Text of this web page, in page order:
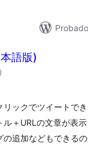
語版)
total
de
)
ックでツイートで
＋URLの文章が表
追加などもできる